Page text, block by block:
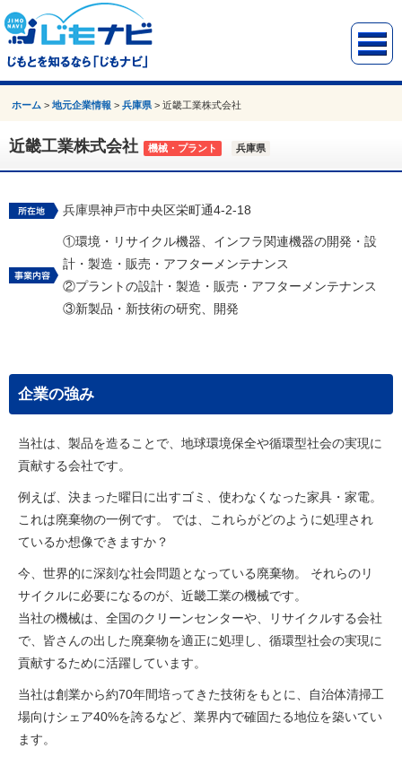
ホーム >地元企業情報 >兵庫県 >近畿工業株式会社
近畿工業株式会社 機械・プラント 兵庫県
兵庫県神戸市中央区栄町通4-2-18
①環境・リサイクル機器、インフラ関連機器の開発・設
計・製造・販売・アフターメンテナンス
②プラントの設計・製造・販売・アフターメンテナンス
③新製品・新技術の研究、開発
企業の強み
当社は、製品を造ることで、地球環境保全や循環型社会の実現に
貢献する会社です。
例えば、決まった曜日に出すゴミ、使わなくなった家具・家電。
これは廃棄物の一例です。 では、これらがどのように処理され
ているか想像できますか？
今、世界的に深刻な社会問題となっている廃棄物。 それらのリ
サイクルに必要になるのが、近畿工業の機械です。
当社の機械は、全国のクリーンセンターや、リサイクルする会社
で、皆さんの出した廃棄物を適正に処理し、循環型社会の実現に
貢献するために活躍しています。
当社は創業から約70年間培ってきた技術をもとに、自治体清掃工
場向けシェア40%を誇るなど、業界内で確固たる地位を築いてい
ます。